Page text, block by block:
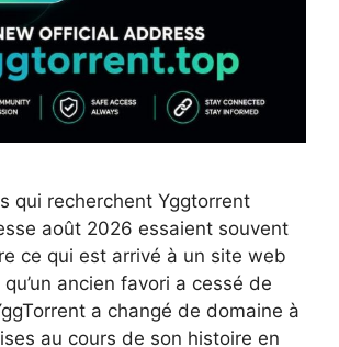
qui recherchent Yggtorrent
août 2026 essaient souvent
ce qui est arrivé à un site web
ancien favori a cessé de
a changé de domaine à
au cours de son histoire en